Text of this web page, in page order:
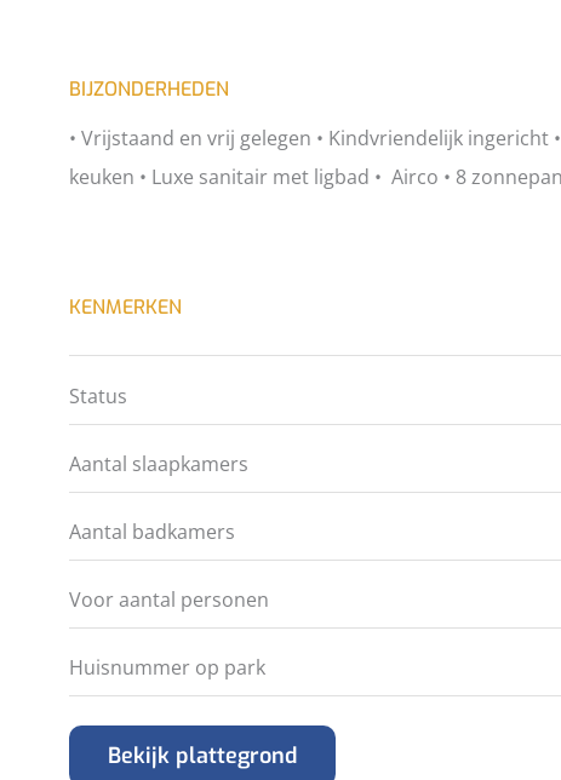
BIJZONDERHEDEN
• Vrijstaand en vrij gelegen • Kindvriendelijk
keuken • Luxe sanitair met ligbad • Airco • 8
KENMERKEN
Status
Aantal slaapkamers
Aantal badkamers
Voor aantal personen
Huisnummer op park
Bekijk plattegrond